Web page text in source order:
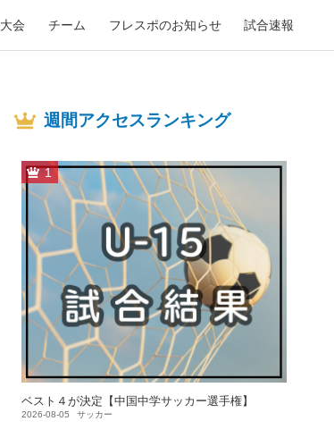
大会 チーム フレスポのお知らせ 試合速報
週間アクセスランキング
1
ベスト４が決定【中国中学サッカー選手権】
2026-08-05 サッカー